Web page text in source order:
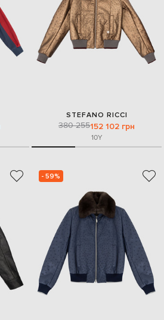
STEFANO RICCI
380 255152 102 грн
10Y
- 59%